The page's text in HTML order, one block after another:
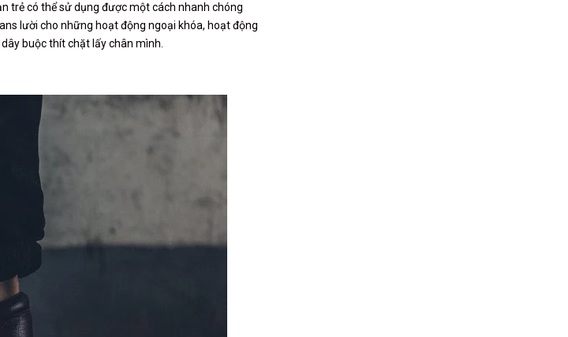
trẻ có thể sử dụng được một cách nhanh chóng
lười cho những hoạt động ngoại khóa, hoạt động
buộc thít chặt lấy chân mình.